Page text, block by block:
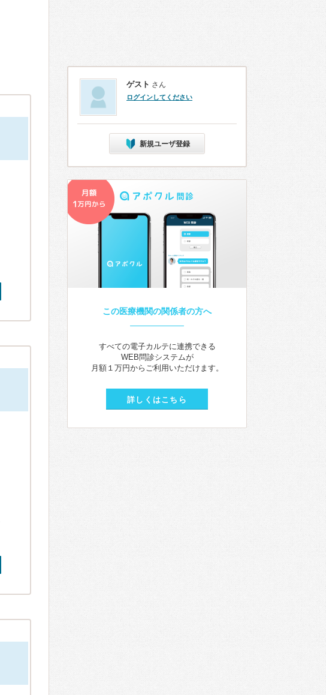
ゲスト さん
ログインしてください
新規ユーザ登録
この医療機関の関係者の方へ
すべての電子カルテに連携できる
WEB問診システムが
月額１万円からご利用いただけます。
詳しくはこちら